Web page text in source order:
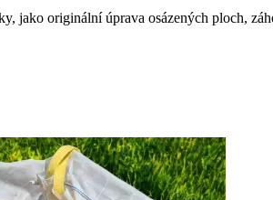
jako originální úprava osázených ploch,